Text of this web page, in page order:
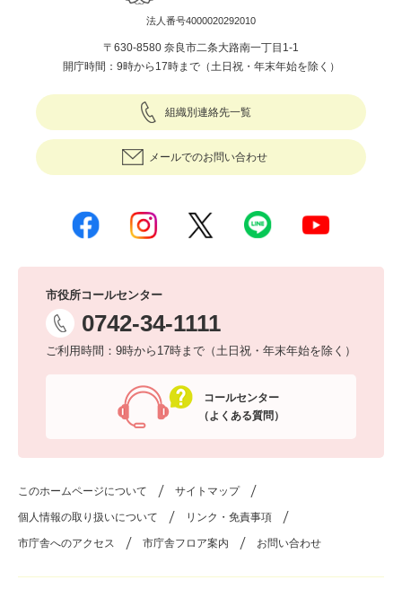
法人番号4000020292010
〒630-8580 奈良市二条大路南一丁目1-1
開庁時間：9時から17時まで（土日祝・年末年始を除く）
組織別連絡先一覧
メールでのお問い合わせ
市役所コールセンター
0742-34-1111
ご利用時間：9時から17時まで（土日祝・年末年始を除く）
コールセンター
（よくある質問）
このホームページについて サイトマップ
個人情報の取り扱いについて リンク・免責事項
市庁舎へのアクセス 市庁舎フロア案内 お問い合わせ